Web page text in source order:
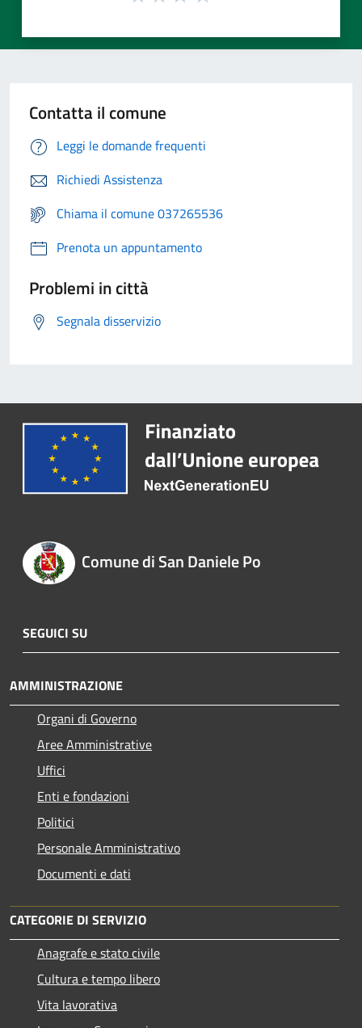
Contatta il comune
Leggi le domande frequenti
Richiedi Assistenza
Chiama il comune 037265536
Prenota un appuntamento
Problemi in città
Segnala disservizio
Comune di San Daniele Po
SEGUICI SU
AMMINISTRAZIONE
Organi di Governo
Aree Amministrative
Uffici
Enti e fondazioni
Politici
Personale Amministrativo
Documenti e dati
CATEGORIE DI SERVIZIO
Anagrafe e stato civile
Cultura e tempo libero
Vita lavorativa